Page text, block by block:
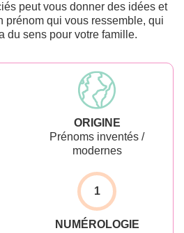
peut vous donner des idées et
prénom qui vous ressemble, qui
du sens pour votre famille.
ORIGINE
Prénoms inventés /
modernes
1
NUMÉROLOGIE